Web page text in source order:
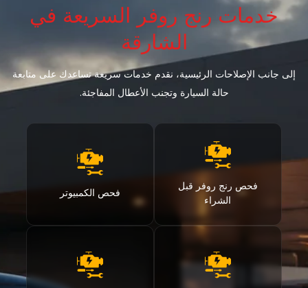
خدمات رنج روفر السريعة في
الشارقة
إلى جانب الإصلاحات الرئيسية، نقدم خدمات سريعة تساعدك على متابعة
حالة السيارة وتجنب الأعطال المفاجئة.
فحص رنج روفر قبل
الشراء
فحص الكمبيوتر